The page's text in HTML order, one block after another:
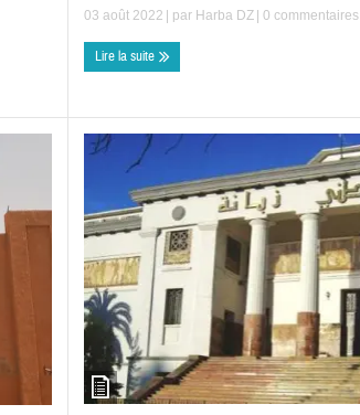
03 août 2022 | par Harba DZ 0 commentaires
Lire la suite